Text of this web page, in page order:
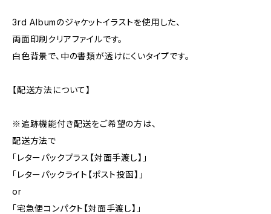
3rd Albumのジャケットイラストを使用した、
両面印刷クリアファイルです。
白色背景で、中の書類が透けにくいタイプです。
【配送方法について】
※追跡機能付き配送をご希望の方は、
配送方法で
「レターパックプラス【対面手渡し】」
「レターパックライト【ポスト投函】」
or
「宅急便コンパクト【対面手渡し】」